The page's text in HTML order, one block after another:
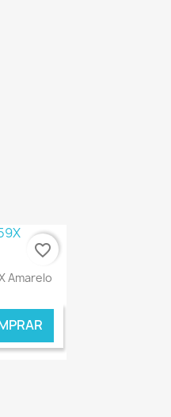
Amarelo
favorite_border